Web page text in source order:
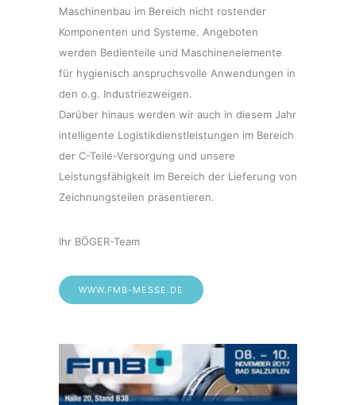
Maschinenbau im Bereich nicht rostender
Komponenten und Systeme. Angeboten
werden Bedienteile und Maschinenelemente
für hygienisch anspruchsvolle Anwendungen in
den o.g. Industriezweigen.
Darüber hinaus werden wir auch in diesem Jahr
intelligente Logistikdienstleistungen im Bereich
der C-Teile-Versorgung und unsere
Leistungsfähigkeit im Bereich der Lieferung von
Zeichnungsteilen präsentieren.
Ihr BÖGER-Team
WWW.FMB-MESSE.DE